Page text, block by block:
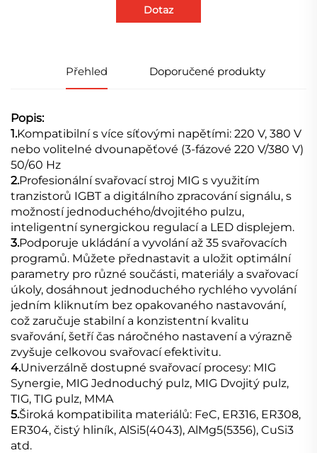
Dotaz
Přehled Doporučené produkty
Popis:
1.Kompatibilní s více síťovými napětími: 220 V, 380 V
nebo volitelné dvounapěťové (3-fázové 220 V/380 V)
50/60 Hz
2.Profesionální svařovací stroj MIG s využitím
tranzistorů IGBT a digitálního zpracování signálu, s
možností jednoduchého/dvojitého pulzu,
inteligentní synergickou regulací a LED displejem.
3.Podporuje ukládání a vyvolání až 35 svařovacích
programů. Můžete přednastavit a uložit optimální
parametry pro různé součásti, materiály a svařovací
úkoly, dosáhnout jednoduchého rychlého vyvolání
jedním kliknutím bez opakovaného nastavování,
což zaručuje stabilní a konzistentní kvalitu
svařování, šetří čas náročného nastavení a výrazně
zvyšuje celkovou svařovací efektivitu.
4.Univerzálně dostupné svařovací procesy: MIG
Synergie, MIG Jednoduchý pulz, MIG Dvojitý pulz,
TIG, TIG pulz, MMA
5.Široká kompatibilita materiálů: FeC, ER316, ER308,
ER304, čistý hliník, AlSi5(4043), AlMg5(5356), CuSi3
atd.